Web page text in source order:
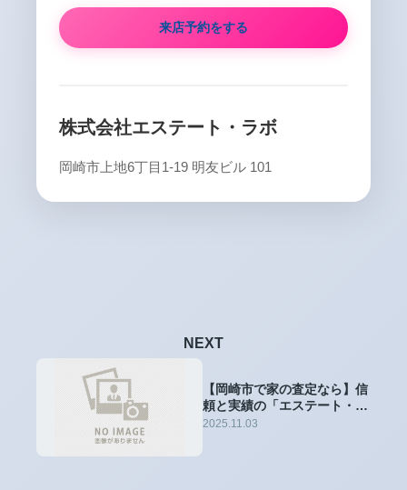
来店予約をする
株式会社エステート・ラボ
岡崎市上地6丁目1-19 明友ビル 101
NEXT
【岡崎市で家の査定なら】信
頼と実績の「エステート・ラ
ボ」にご相談ください
2025.11.03